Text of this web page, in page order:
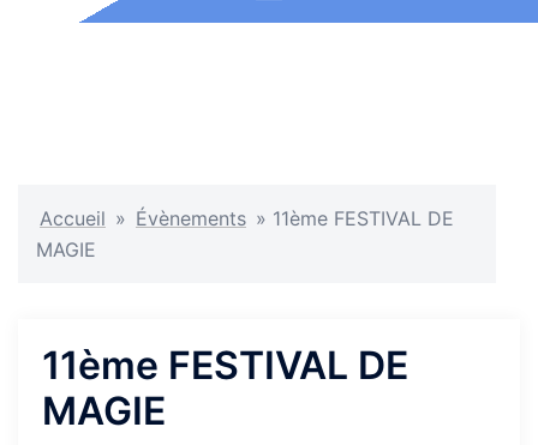
Accueil » Évènements » 11ème FESTIVAL DE
MAGIE
11ème FESTIVAL DE
MAGIE